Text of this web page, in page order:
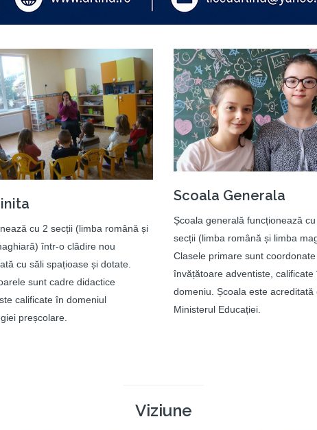
cu 2 secții (limba română și
într-o clădire nou
cu săli spațioase și dotate.
sunt cadre didactice
calificate în domeniul
preșcolare.
Scoala Generala
Școala generală funcționează
secții (limba română și limba
Clasele primare sunt
învățătoare adventiste, calificate
domeniu. Școala este acreditată
Ministerul Educației.
Viziune